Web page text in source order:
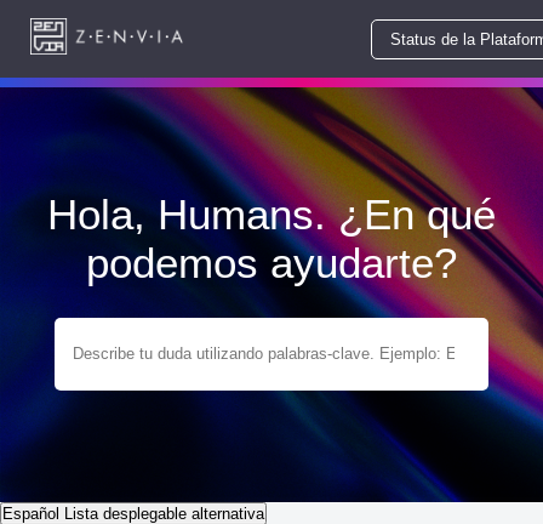
Status de la
Hola, Humans. ¿En qué
podemos ayudarte?
Español Lista desplegable alternativa